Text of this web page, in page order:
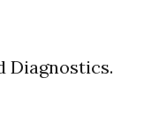
Diagnostics.